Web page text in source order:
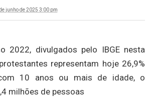
junho de 2025 3:00 pm
2022, divulgados pelo IBGE nesta
representam hoje 26,9%
10 anos ou mais de idade, o
milhões de pessoas